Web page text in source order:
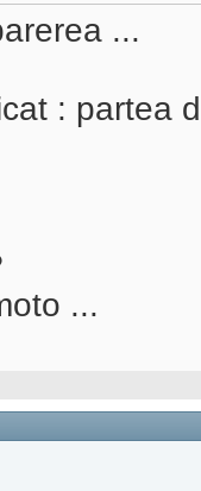
...
: partea
...